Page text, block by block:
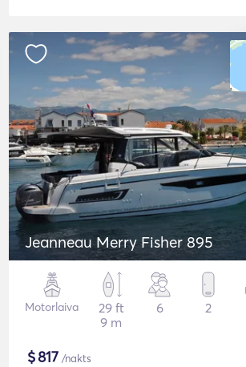
Jeanneau Merry Fisher 895
Motorlaiva
29 ft
9 m
6 2
$817 /nakts